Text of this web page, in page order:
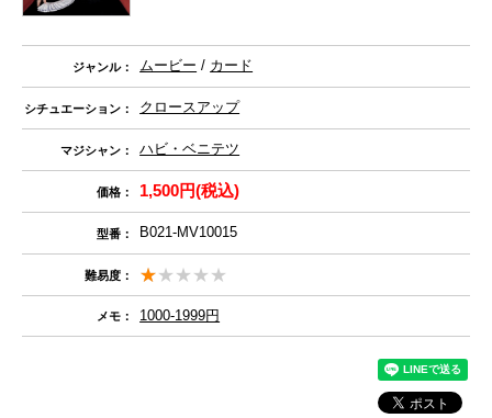
ジャンル： ムービー / カード
シチュエーション： クロースアップ
マジシャン： ハビ・ベニテツ
価格： 1,500円(税込)
型番： B021-MV10015
難易度：
メモ： 1000-1999円